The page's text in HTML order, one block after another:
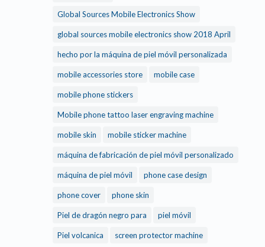
Global Sources Mobile Electronics Show
global sources mobile electronics show 2018 April
hecho por la máquina de piel móvil personalizada
mobile accessories store mobile case
mobile phone stickers
Mobile phone tattoo laser engraving machine
mobile skin mobile sticker machine
máquina de fabricación de piel móvil personalizado
máquina de piel móvil phone case design
phone cover phone skin
Piel de dragón negro para piel móvil
Piel volcanica screen protector machine